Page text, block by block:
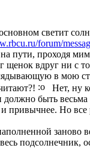
светит
forum/
пути, проходя
вдруг ни с
в мою
Нет, ну
быть
и привычнее. Но
вороны!"
заново
подсолнечник,